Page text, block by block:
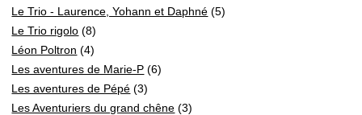
Le Trio - Laurence, Yohann et Daphné (5)
Le Trio rigolo (8)
Léon Poltron (4)
Les aventures de Marie-P (6)
Les aventures de Pépé (3)
Les Aventuriers du grand chêne (3)